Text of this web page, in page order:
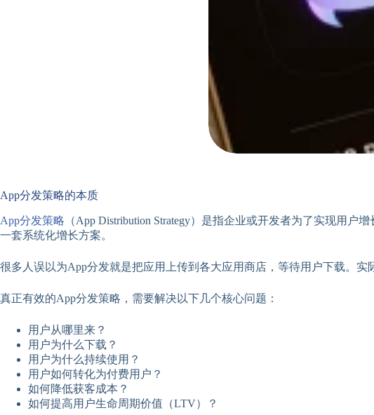
App分发策略的本质
App分发策略 （App Distribution Strategy）是指企业或开发者为了实现用
一套系统化增长方案。
很多人误以为App分发就是把应用上传到各大应用商店，等待用户下载。
真正有效的App分发策略，需要解决以下几个核心问题：
用户从哪里来？
用户为什么下载？
用户为什么持续使用？
用户如何转化为付费用户？
如何降低获客成本？
如何提高用户生命周期价值（LTV）？